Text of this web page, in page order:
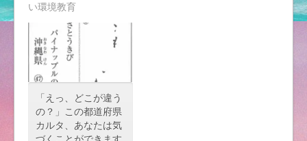
い環境教育
「えっ、どこが違う
の？」この都道府県
カルタ、あなたは気
づくことができます